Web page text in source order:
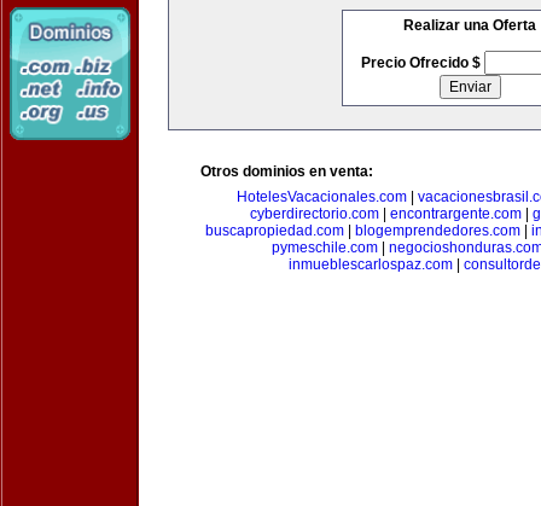
Realizar una Oferta
Precio Ofrecido $
Otros dominios en venta:
HotelesVacacionales.com|
cyberdirectorio.com| encontrargente.com|
buscapropiedad.com| blogemprendedores.com|
pymeschile.com|
inmueblescarlospaz.com|